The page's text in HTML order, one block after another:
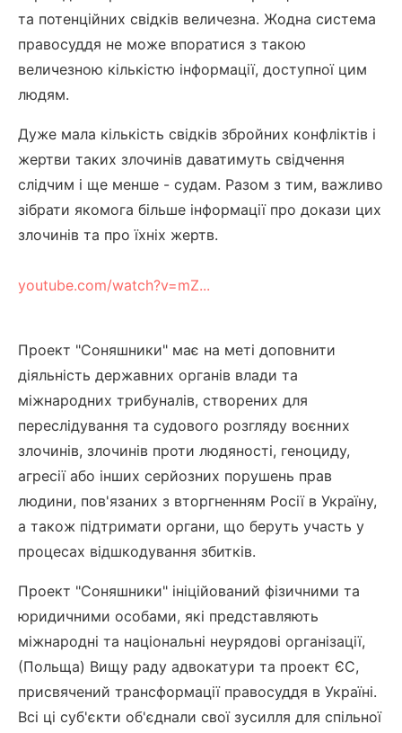
та потенційних свідків величезна. Жодна система
правосуддя не може впоратися з такою
величезною кількістю інформації, доступної цим
людям.
Дуже мала кількість свідків збройних конфліктів і
жертви таких злочинів даватимуть свідчення
слідчим і ще менше - судам. Разом з тим, важливо
зібрати якомога більше інформації про докази цих
злочинів та про їхніх жертв.
youtube.com/watch?v=mZ...
Проект "Соняшники" має на меті доповнити
діяльність державних органів влади та
міжнародних трибуналів, створених для
переслідування та судового розгляду воєнних
злочинів, злочинів проти людяності, геноциду,
агресії або інших серйозних порушень прав
людини, пов'язаних з вторгненням Росії в Україну,
а також підтримати органи, що беруть участь у
процесах відшкодування збитків.
Проект "Соняшники" ініційований фізичними та
юридичними особами, які представляють
міжнародні та національні неурядові організації,
(Польща) Вищу раду адвокатури та проект ЄС,
присвячений трансформації правосуддя в Україні.
Всі ці суб'єкти об'єднали свої зусилля для спільної